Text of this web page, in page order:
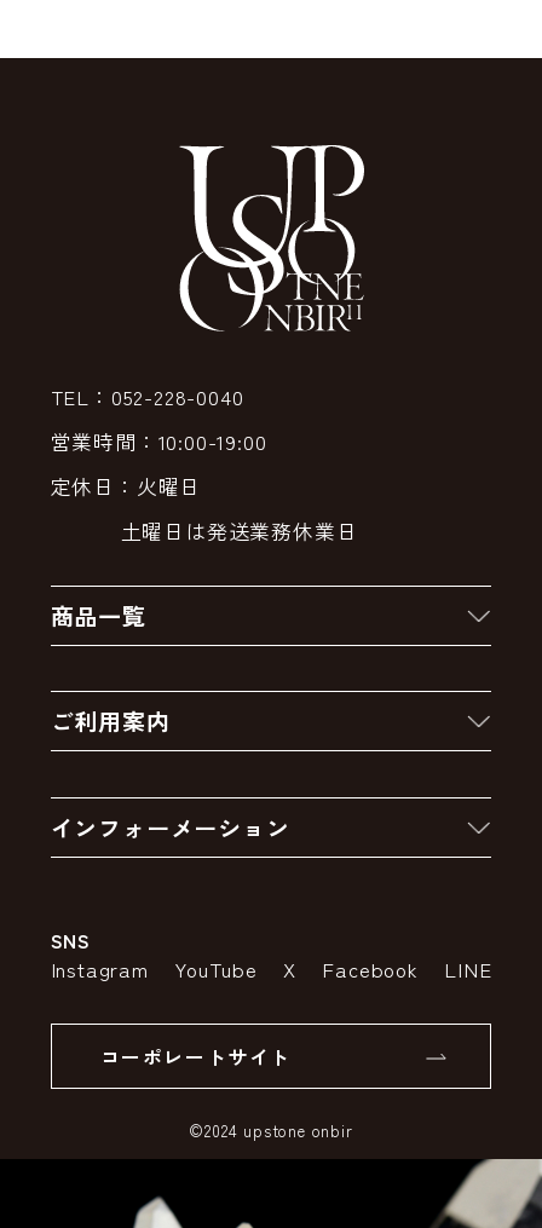
TEL：052-228-0040
営業時間：10:00-19:00
定休日：火曜日
土曜日は発送業務休業日
商品一覧
クーポン
卸販売・大量注文
アウトレットセール
ご利用案内
お支払いについて
インフォーメーション
特定商取引法の表示
SSLサーバー証明書とは
SNS
Instagram YouTube X Facebook LINE
コーポレートサイト
©2024 upstone onbir